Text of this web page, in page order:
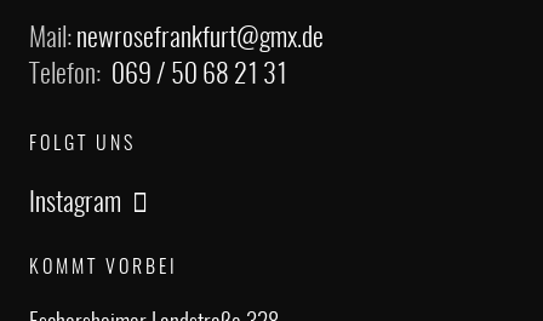
Mail: newrosefrankfurt@gmx.de
Telefon: 069 / 50 68 21 31
FOLGT UNS
Instagram
KOMMT VORBEI